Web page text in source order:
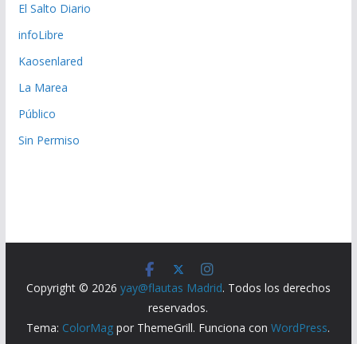
El Salto Diario
infoLibre
Kaosenlared
La Marea
Público
Sin Permiso
Copyright © 2026 yay@flautas Madrid. Todos los derechos
reservados.
Tema: ColorMag por ThemeGrill. Funciona conWordPress.